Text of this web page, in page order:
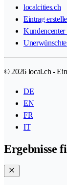
localcities.ch
Eintrag
Kundencenter
© 2026 local.ch -
DE
EN
FR
IT
Ergebnisse